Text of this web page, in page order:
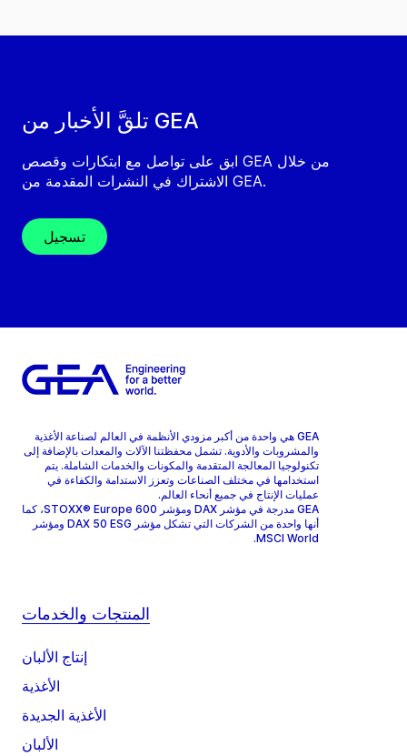
تلقَّ الأخبار من GEA
ابق على تواصل مع ابتكارات وقصص GEA من خلال
الاشتراك في النشرات المقدمة من GEA.
تسجيل
GEA هي واحدة من أكبر مزودي الأنظمة في العالم لصناعة الأغذية
والمشروبات والأدوية. تشمل محفظتنا الآلات والمعدات بالإضافة إلى
تكنولوجيا المعالجة المتقدمة والمكونات والخدمات الشاملة. يتم
استخدامها في مختلف الصناعات وتعزز الاستدامة والكفاءة في
عمليات الإنتاج في جميع أنحاء العالم.
GEA مدرجة في مؤشر DAX ومؤشر STOXX® Europe 600، كما
أنها واحدة من الشركات التي تشكل مؤشر DAX 50 ESG ومؤشر
MSCI World.
المنتجات والخدمات
إنتاج الألبان
الأغذية
الأغذية الجديدة
الألبان